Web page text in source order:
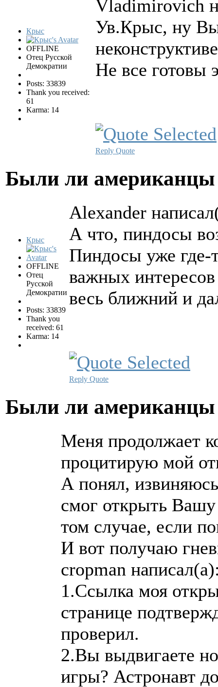
Крыс
OFFLINE
Отец Русской
Демократии
Posts: 33839
Thank you received:
61
Karma: 14
Vladimirovich
Ув.Крыс, ну
Не все готовы
Reply Quote
Были ли
Крыс
OFFLINE
Отец
Русской
Демократии
Posts: 33839
Thank you
received: 61
Karma: 14
Alexander
А что, пиндосы
Пиндосы уже где-
важных
весь ближний и
Reply Quote
Были ли
Меня продолжает
процитирую мой
А понял,
смог открыть Вашу
том случае, если
И вот получаю
cropman
1.Ссылка моя
странице
проверил.
2.Вы выдвигаете
игры? Астронавт